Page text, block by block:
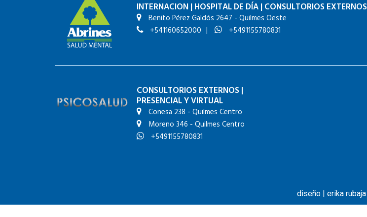
INTERNACION|HOSPITAL DE DÍA|CONSULTORIOS EXTERNOS
Benito Pérez Galdós 2647 - Quilmes Oeste
+541160652000 | +5491155780831
CONSULTORIOS EXTERNOS |
PRESENCIAL Y VIRTUAL
Conesa 238 - Quilmes Centro
Moreno 346 - Quilmes Centro
+5491155780831
diseño | erika rubaja